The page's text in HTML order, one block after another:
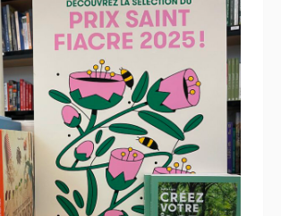
13 novembre 2025
Saint Fiacre… en vitrine
!